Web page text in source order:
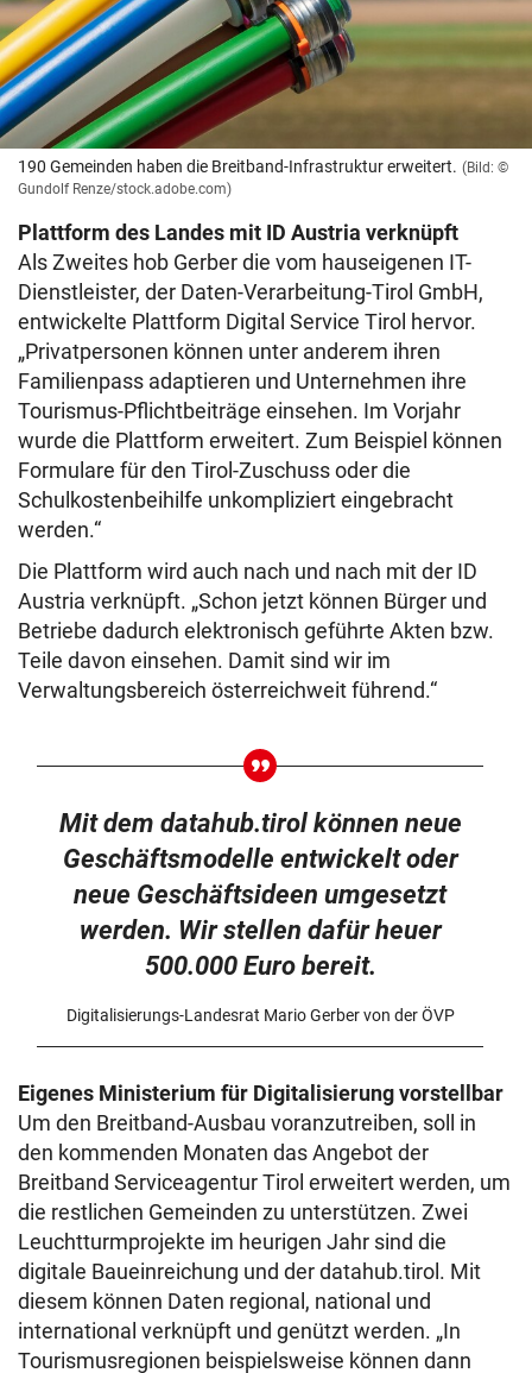
190 Gemeinden haben die Breitband-Infrastruktur erweitert. (Bild: ©
Gundolf Renze/stock.adobe.com)
Plattform des Landes mit ID Austria verknüpft
Als Zweites hob Gerber die vom hauseigenen IT-
Dienstleister, der Daten-Verarbeitung-Tirol GmbH,
entwickelte Plattform Digital Service Tirol hervor.
„Privatpersonen können unter anderem ihren
Familienpass adaptieren und Unternehmen ihre
Tourismus-Pflichtbeiträge einsehen. Im Vorjahr
wurde die Plattform erweitert. Zum Beispiel können
Formulare für den Tirol-Zuschuss oder die
Schulkostenbeihilfe unkompliziert eingebracht
werden.“
Die Plattform wird auch nach und nach mit der ID
Austria verknüpft. „Schon jetzt können Bürger und
Betriebe dadurch elektronisch geführte Akten bzw.
Teile davon einsehen. Damit sind wir im
Verwaltungsbereich österreichweit führend.“
Mit dem datahub.tirol können neue
Geschäftsmodelle entwickelt oder
neue Geschäftsideen umgesetzt
werden. Wir stellen dafür heuer
500.000 Euro bereit.
Digitalisierungs-Landesrat Mario Gerber von der ÖVP
Eigenes Ministerium für Digitalisierung vorstellbar
Um den Breitband-Ausbau voranzutreiben, soll in
den kommenden Monaten das Angebot der
Breitband Serviceagentur Tirol erweitert werden, um
die restlichen Gemeinden zu unterstützen. Zwei
Leuchtturmprojekte im heurigen Jahr sind die
digitale Baueinreichung und der datahub.tirol. Mit
diesem können Daten regional, national und
international verknüpft und genützt werden. „In
Tourismusregionen beispielsweise können dann